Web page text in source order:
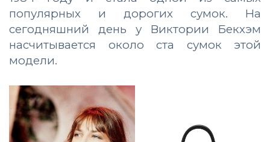
популярных и дорогих сумок. На
сегодняшний день у Виктории Бекхэм
насчитывается около ста сумок этой
модели.